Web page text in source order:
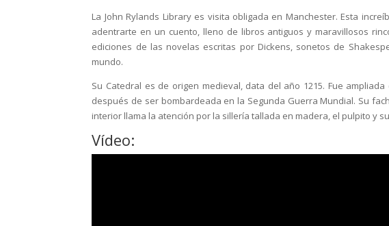
La John Rylands Library es visita obligada en Manchester. Esta
adentrarte en un cuento, lleno de libros antiguos y maravillosos
ediciones de las novelas escritas por Dickens, sonetos de
mundo.
Su Catedral es de origen medieval, data del año 1215. Fue
después de ser bombardeada en la Segunda Guerra Mundial. Su
interior llama la atención por la sillería tallada en madera, el pulpito y
Vídeo: